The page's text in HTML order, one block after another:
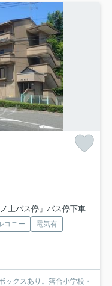
ス停」バス停下車 徒歩1分
コニー
電気有
ックスあり。落合小学校・